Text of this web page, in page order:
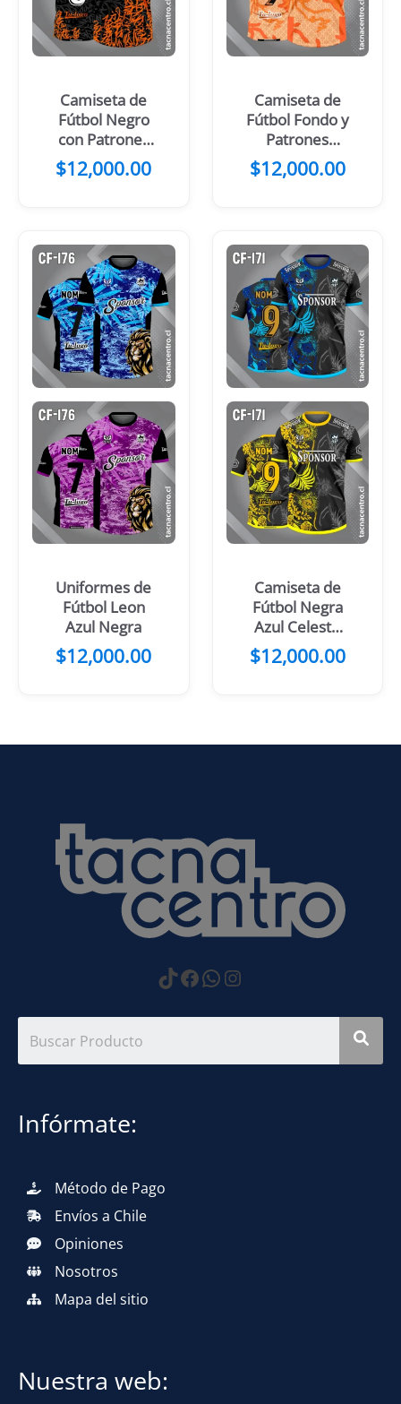
Camiseta de
Fútbol Negro
con Patrones
Turquesa y
Gris
$12,000.00
Camiseta de
Fútbol Fondo y
Patrones
Celeste con
Manga Azul
$12,000.00
Uniformes de
Fútbol Leon
Azul Negra
$12,000.00
Camiseta de
Fútbol Negra
Azul Celeste
con Flores
$12,000.00
https://
Facebook
WhatsApp
Instagram
Infórmate:
Método de Pago
Envíos a Chile
Opiniones
Nosotros
Mapa del sitio
Nuestra web: